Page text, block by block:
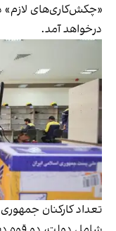
«چکش‌کاری‌های لازم»
درخواهد آمد.
تعداد کارکنان